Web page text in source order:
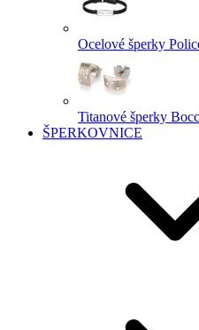
Ocelové šperky
Titanové šperky
ŠPERKOVNICE